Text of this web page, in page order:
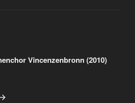
Vincenzenbronn (2010)